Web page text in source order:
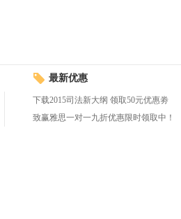
最新优惠
下载2015司法新大纲 领取50元优惠劵
致赢雅思一对一九折优惠限时领取中！